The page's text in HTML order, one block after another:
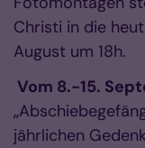
Christi in die
August um 18h.
Vom 8.-15.
jährlichen